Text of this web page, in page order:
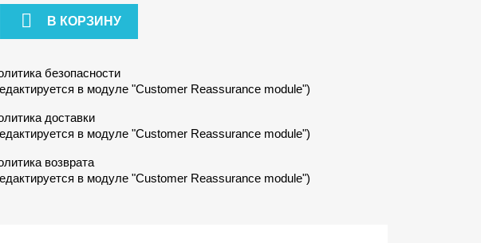
 В КОРЗИНУ
безопасности
в модуле "Customer Reassurance module")
доставки
в модуле "Customer Reassurance module")
возврата
в модуле "Customer Reassurance module")